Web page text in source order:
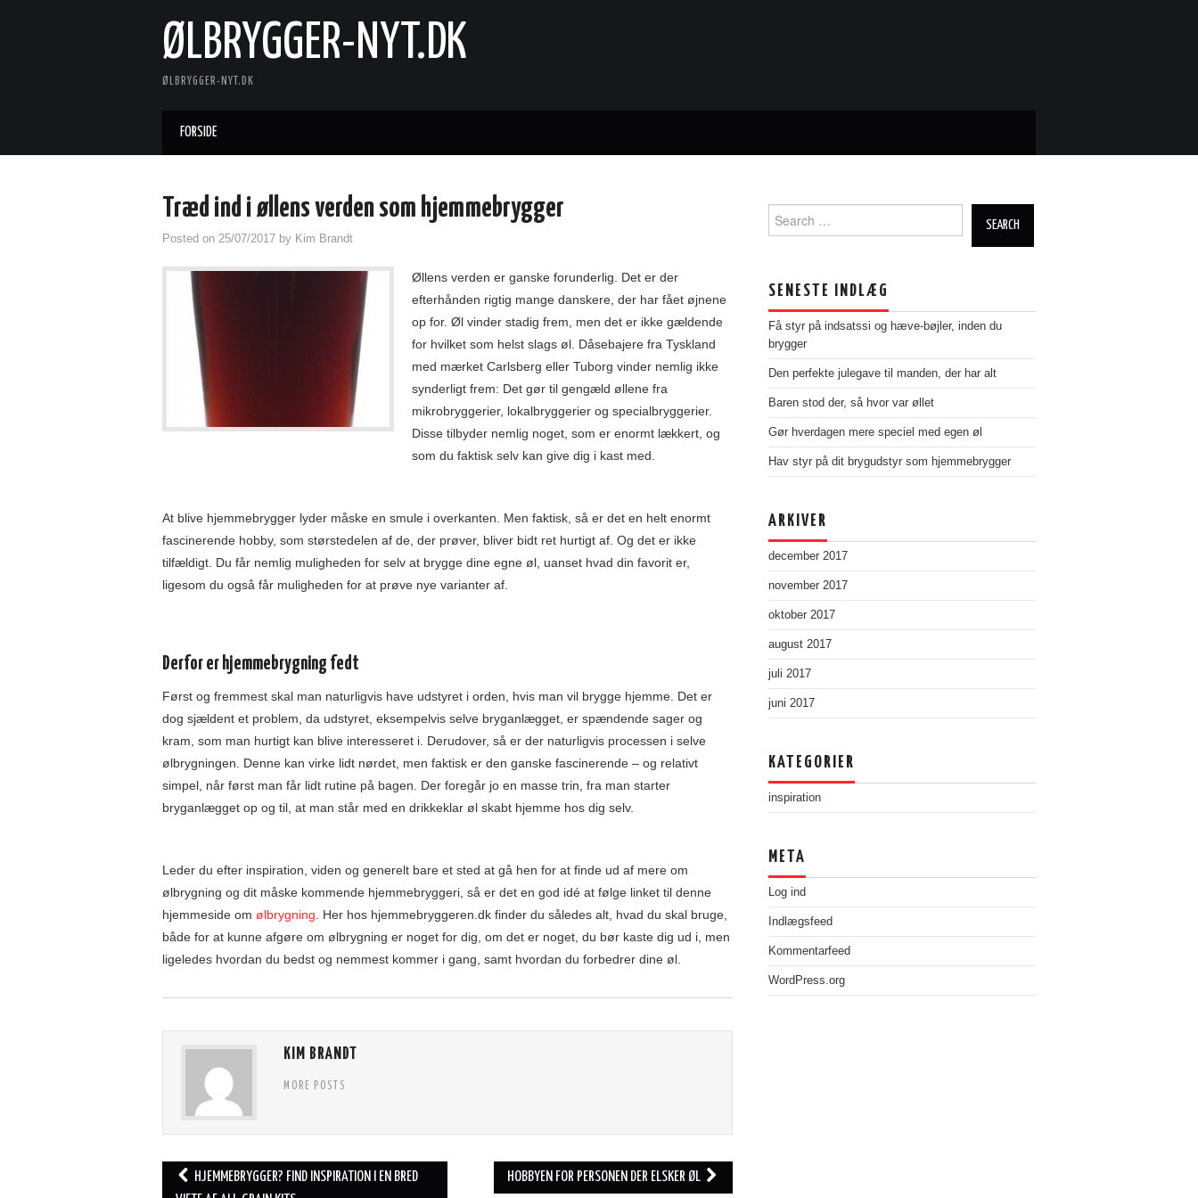
ØLBRYGGER-NYT.DK
ØLBRYGGER-NYT.DK
FORSIDE
Træd ind i øllens verden som hjemmebrygger
Posted on 25/07/2017 by Kim Brandt
Øllens verden er ganske forunderlig. Det er der
efterhånden rigtig mange danskere, der har fået øjnene
op for. Øl vinder stadig frem, men det er ikke gældende
for hvilket som helst slags øl. Dåsebajere fra Tyskland
med mærket Carlsberg eller Tuborg vinder nemlig ikke
synderligt frem: Det gør til gengæld øllene fra
mikrobryggerier, lokalbryggerier og specialbryggerier.
Disse tilbyder nemlig noget, som er enormt lækkert, og
som du faktisk selv kan give dig i kast med.
At blive hjemmebrygger lyder måske en smule i overkanten. Men faktisk, så er det en helt enormt
fascinerende hobby, som størstedelen af de, der prøver, bliver bidt ret hurtigt af. Og det er ikke
tilfældigt. Du får nemlig muligheden for selv at brygge dine egne øl, uanset hvad din favorit er,
ligesom du også får muligheden for at prøve nye varianter af.
Derfor er hjemmebrygning fedt
Først og fremmest skal man naturligvis have udstyret i orden, hvis man vil brygge hjemme. Det er
dog sjældent et problem, da udstyret, eksempelvis selve bryganlægget, er spændende sager og
kram, som man hurtigt kan blive interesseret i. Derudover, så er der naturligvis processen i selve
ølbrygningen. Denne kan virke lidt nørdet, men faktisk er den ganske fascinerende – og relativt
simpel, når først man får lidt rutine på bagen. Der foregår jo en masse trin, fra man starter
bryganlægget op og til, at man står med en drikkeklar øl skabt hjemme hos dig selv.
Leder du efter inspiration, viden og generelt bare et sted at gå hen for at finde ud af mere om
ølbrygning og dit måske kommende hjemmebryggeri, så er det en god idé at følge linket til denne
hjemmeside om ølbrygning . Her hos hjemmebryggeren.dk finder du således alt, hvad du skal bruge,
både for at kunne afgøre om ølbrygning er noget for dig, om det er noget, du bør kaste dig ud i, men
ligeledes hvordan du bedst og nemmest kommer i gang, samt hvordan du forbedrer dine øl.
KIM BRANDT
MORE POSTS
Post HJEMMEBRYGGER? FIND INSPIRATION I EN BRED
HOBBYEN FOR PERSONEN DER ELSKER ØL
for:
SENESTE INDLÆG
Få styr på indsatssi og hæve-bøjler, inden du
brygger
Den perfekte julegave til manden, der har alt
Baren stod der, så hvor var øllet
Gør hverdagen mere speciel med egen øl
Hav styr på dit brygudstyr som hjemmebrygger
ARKIVER
december 2017
november 2017
oktober 2017
august 2017
juli 2017
juni 2017
KATEGORIER
inspiration
META
Log ind
Indlægsfeed
Kommentarfeed
WordPress.org